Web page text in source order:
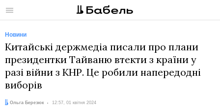
Меню
Новини
Китайські держмедіа писали про плани
президентки Тайваню втекти з країни у
разі війни з КНР. Це робили напередодні
виборів
Автор:
Ольга Березюк
Дата: 12:57, 01 квітня 2024